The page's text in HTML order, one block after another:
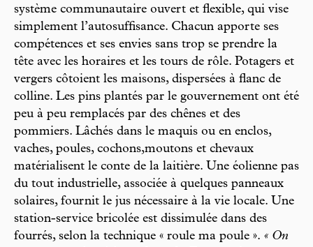
système communautaire ouvert et flexible, qui vise
simplement l’autosuffisance. Chacun apporte ses
compétences et ses envies sans trop se prendre la
tête avec les horaires et les tours de rôle. Potagers et
vergers côtoient les maisons, dispersées à flanc de
colline. Les pins plantés par le gouvernement ont été
peu à peu remplacés par des chênes et des
pommiers. Lâchés dans le maquis ou en enclos,
vaches, poules, cochons,moutons et chevaux
matérialisent le conte de la laitière. Une éolienne pas
du tout industrielle, associée à quelques panneaux
solaires, fournit le jus nécessaire à la vie locale. Une
station-service bricolée est dissimulée dans des
fourrés, selon la technique « roule ma poule ». « On